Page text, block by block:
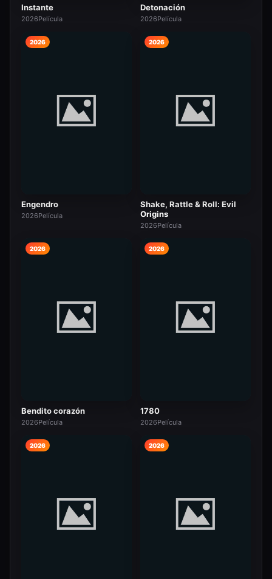
Instante
2026Película
Detonación
2026Película
2026
Engendro
2026Película
2026
Shake, Rattle & Roll: Evil
Origins
2026Película
2026
Bendito corazón
2026Película
2026
1780
2026Película
2026 2026